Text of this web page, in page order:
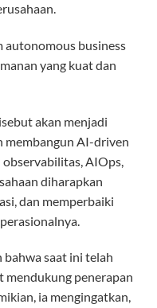
autonomous business
yang kuat dan
akan menjadi
membangun AI-driven
AIOps,
diharapkan
dan memperbaiki
saat ini telah
mendukung penerapan
ia mengingatkan,